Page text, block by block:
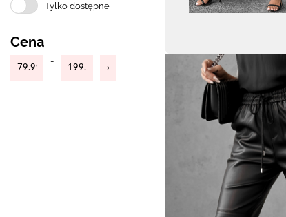
Tylko dostępne
Cena
-